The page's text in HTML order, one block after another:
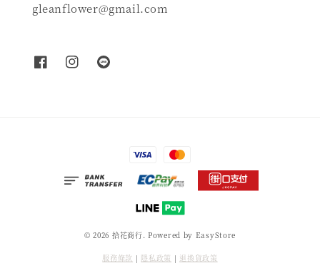
gleanflower@gmail.com
© 2026 拾花商行. Powered by EasyStore
服務條款 | 隱私政策 | 退換貨政策